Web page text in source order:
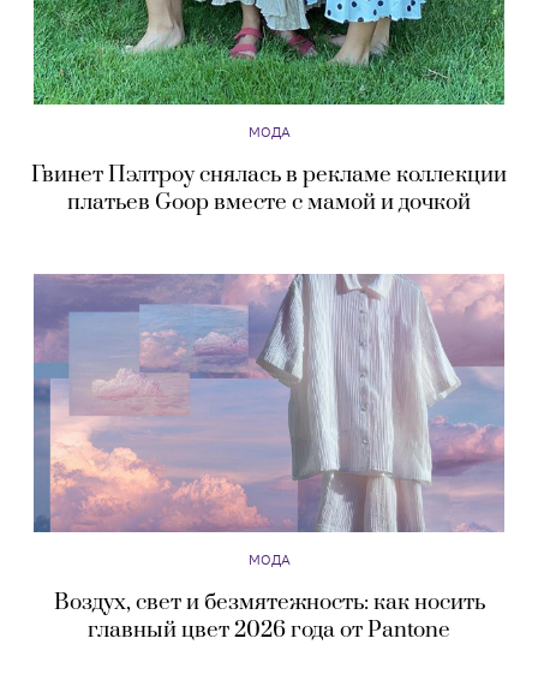
МОДА
Гвинет Пэлтроу снялась в рекламе коллекции
платьев Goop вместе с мамой и дочкой
МОДА
Воздух, свет и безмятежность: как носить
главный цвет 2026 года от Pantone